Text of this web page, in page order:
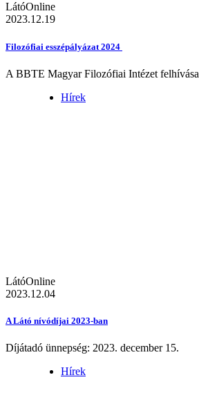
LátóOnline
2023.12.19
Filozófiai esszépályázat 2024
A BBTE Magyar Filozófiai Intézet felhívása
Hírek
LátóOnline
2023.12.04
A Látó nívódíjai 2023-ban
Díjátadó ünnepség: 2023. december 15.
Hírek